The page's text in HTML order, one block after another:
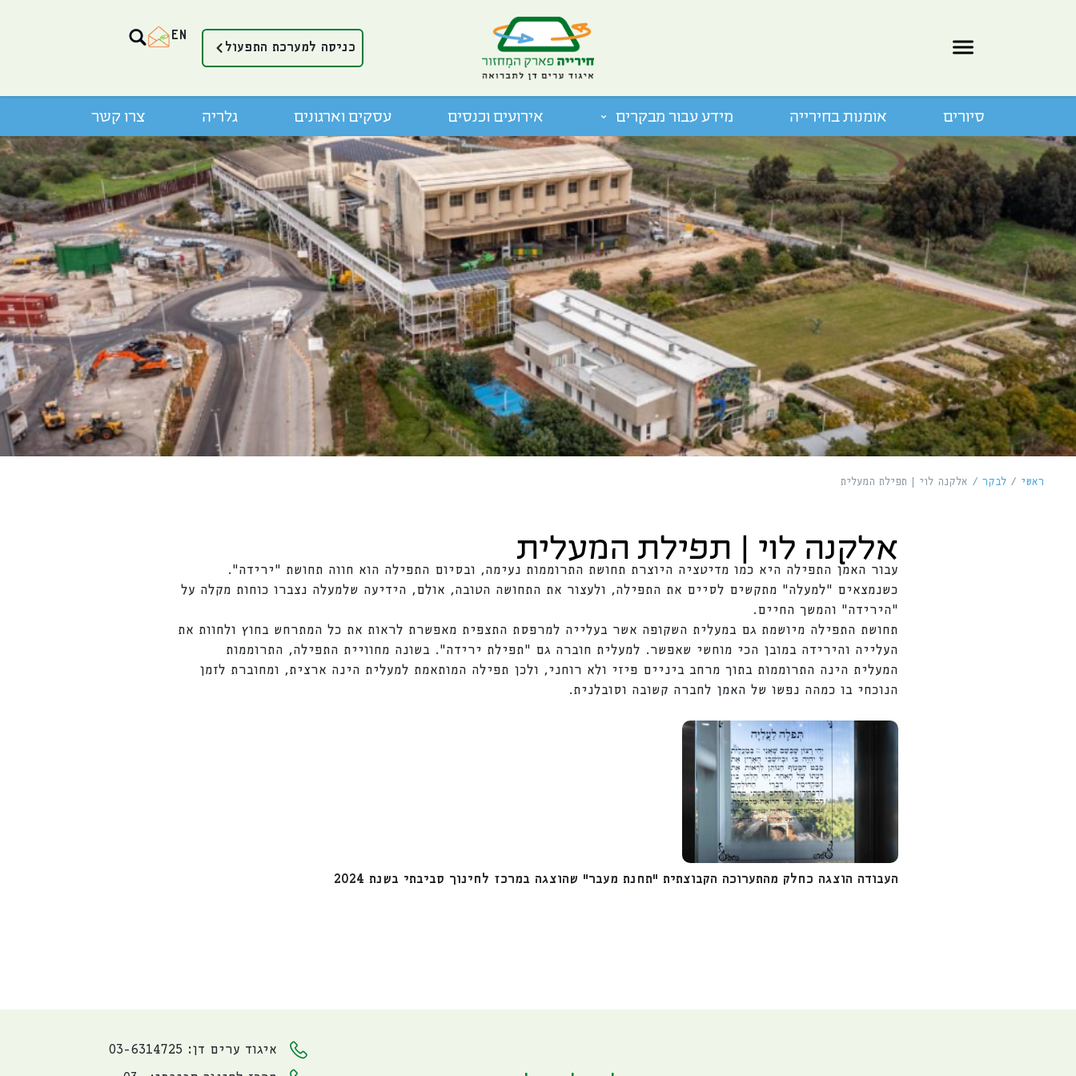
כניסה למערכת התפעול
EN
סיורים אומנות בחירייה מידע עבור מבקרים אירועים וכנסים עסקים וארגונים גלריה צרו קשר
ראשי / לבקר / אלקנה לוי | תפילת המעלית
אלקנה לוי | תפילת המעלית
עבור האמן התפילה היא כמו מדיטציה היוצרת תחושת התרוממות נעימה, ובסיום התפילה הוא חווה תחושת "ירידה".
כשנמצאים "למעלה" מתקשים לסיים את התפילה, ולעצור את התחושה הטובה, אולם, הידיעה שלמעלה נצברו כוחות מקלה על
"הירידה" והמשך החיים.
תחושת התפילה מיושמת גם במעלית השקופה אשר בעלייה למרפסת התצפית מאפשרת לראות את כל המתרחש בחוץ ולחוות את
העלייה והירידה במובן הכי מוחשי שאפשר. למעלית חוברה גם "תפילת ירידה". בשונה מחוויית התפילה, התרוממות
המעלית הינה התרוממות בתוך מרחב ביניים פיזי ולא רוחני, ולכן תפילה המותאמת למעלית הינה ארצית, ומחוברת לזמן
הנוכחי בו כמהה נפשו של האמן לחברה קשובה וסובלנית.
העבודה הוצגה כחלק מהתערוכה הקבוצתית "תחנת מעבר" שהוצגה במרכז לחינוך סביבתי בשנת 2024
איגוד ערים דן: 03-6314725